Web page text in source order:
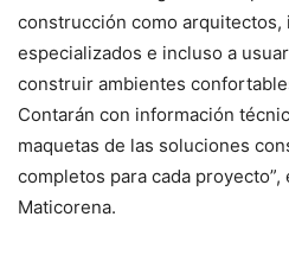
construcción como
especializados e incluso a
construir ambientes
Contarán con información
maquetas de las soluciones
completos para cada
Maticorena.